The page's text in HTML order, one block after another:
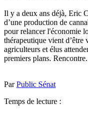
Il y a deux ans déjà, Eric
d’une production de
pour relancer l'économie
thérapeutique vient d’être
agriculteurs et élus
premiers plans. Rencontre.
ParPublic Sénat
Temps de lecture :